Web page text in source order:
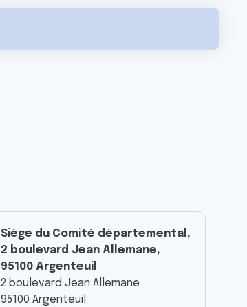
Siège du Comité départemental,
2 boulevard Jean Allemane,
95100 Argenteuil
2 boulevard Jean Allemane
95100 Argenteuil